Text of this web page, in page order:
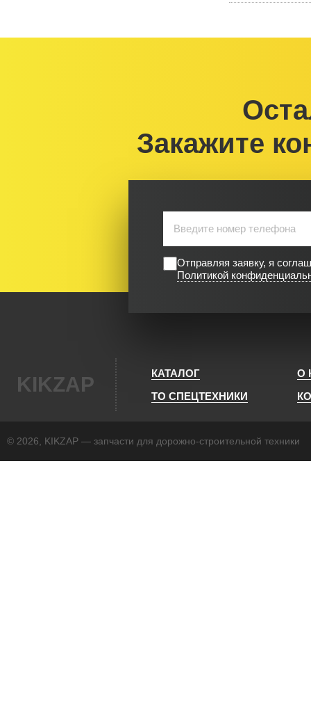
Закажите
Отправляя заявку, я
Политикой
KIKZAP КАТАЛОГ
О
ТО СПЕЦТЕХНИКИ
© 2026, KIKZAP — запчасти для дорожно-строительной техники